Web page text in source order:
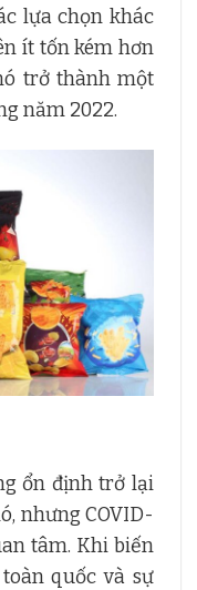
lựa chọn khác
ít tốn kém hơn
trở thành một
năm 2022.
ổn định trở lại
nhưng COVID-
tâm. Khi biến
quốc và sự